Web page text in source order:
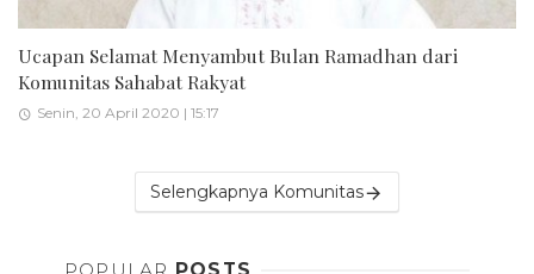
Ucapan Selamat Menyambut Bulan Ramadhan dari
Komunitas Sahabat Rakyat
Senin, 20 April 2020 | 15:17
Selengkapnya Komunitas